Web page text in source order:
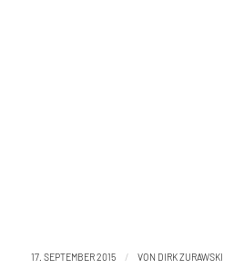
17. SEPTEMBER 2015 / VON DIRK ZURAWSKI